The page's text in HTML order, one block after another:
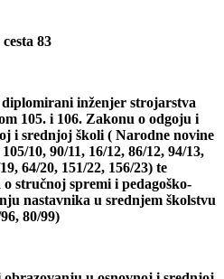
83
inženjer strojarstva
105. i 106. Zakonu o odgoju i
i srednjoj školi ( Narodne novine
10, 90/11, 16/12, 86/12, 94/13,
64/20, 151/22, 156/23) te
stručnoj spremi i pedagoško-
nastavnika u srednjem školstvu
80/99)